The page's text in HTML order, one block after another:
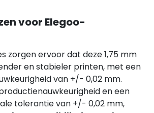
voor Elegoo-
zorgen ervoor dat deze 1,75 mm
en stabieler printen, met een
van +/- 0,02 mm.
en een
tolerantie van +/- 0,02 mm,